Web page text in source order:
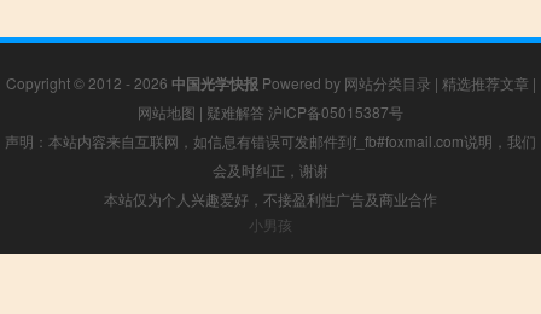
Copyright © 2012 - 2026 中国光学快报 Powered by 网站分类目录 | 精选推荐文章 |
网站地图 | 疑难解答 沪ICP备05015387号
声明：本站内容来自互联网，如信息有错误可发邮件到f_fb#foxmail.com说明，我们
会及时纠正，谢谢
本站仅为个人兴趣爱好，不接盈利性广告及商业合作
小男孩